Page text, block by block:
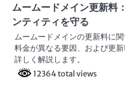
ムームードメイン更新料
ンティティを守る
ムームードメインの更新料に
料金が異なる要因、および更
詳しく解説します。
12364 total views